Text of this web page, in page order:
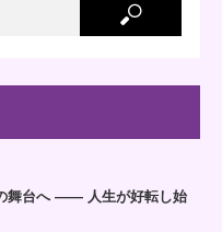
舞台へ —— 人生が好転し始